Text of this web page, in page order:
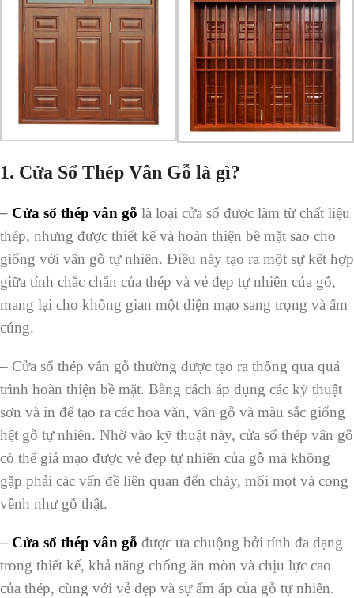
1. Cửa Sổ Thép Vân Gỗ là gì?
– Cửa sổ thép vân gỗ là loại cửa sổ được làm từ chất liệu
thép, nhưng được thiết kế và hoàn thiện bề mặt sao cho
giống với vân gỗ tự nhiên. Điều này tạo ra một sự kết hợp
giữa tính chắc chắn của thép và vẻ đẹp tự nhiên của gỗ,
mang lại cho không gian một diện mạo sang trọng và ấm
cúng.
– Cửa sổ thép vân gỗ thường được tạo ra thông qua quá
trình hoàn thiện bề mặt. Bằng cách áp dụng các kỹ thuật
sơn và in để tạo ra các hoa văn, vân gỗ và màu sắc giống
hệt gỗ tự nhiên. Nhờ vào kỹ thuật này, cửa sổ thép vân gỗ
có thể giả mạo được vẻ đẹp tự nhiên của gỗ mà không
gặp phải các vấn đề liên quan đến cháy, mối mọt và cong
vênh như gỗ thật.
– Cửa sổ thép vân gỗ được ưa chuộng bởi tính đa dạng
trong thiết kế, khả năng chống ăn mòn và chịu lực cao
của thép, cùng với vẻ đẹp và sự ấm áp của gỗ tự nhiên.